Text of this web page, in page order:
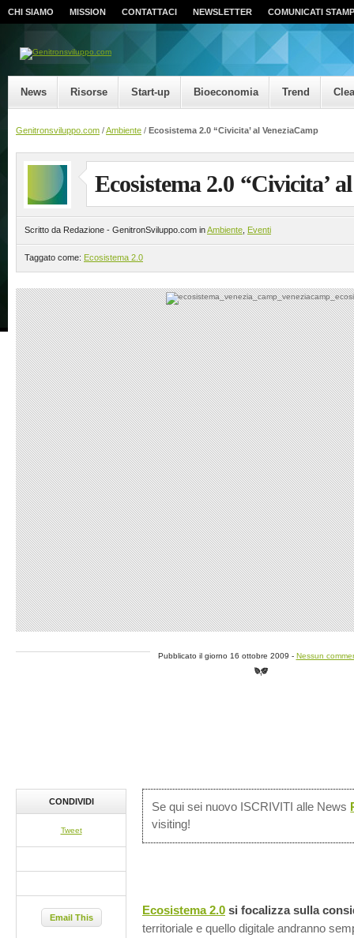
CHI SIAMO MISSION CONTATTACI NEWSLETTER COMUNICATI
News Risorse Start-up Bioeconomia Trend
Genitronsviluppo.com /Ambiente / Ecosistema 2.0 “Civicita’ al VeneziaCamp
Ecosistema 2.0 “Civicita’
Scritto da Redazione - GenitronSviluppo.com inAmbiente Eventi
Taggato come: Ecosistema 2.0
Pubblicato il giorno 16 ottobre 2009 - Nessun
Se qui sei nuovo ISCRIVITI alle News
visiting!
Ecosistema 2.0 si focalizza sulla
territoriale e quello digitale andranno
CONDIVIDI
Tweet
Email This